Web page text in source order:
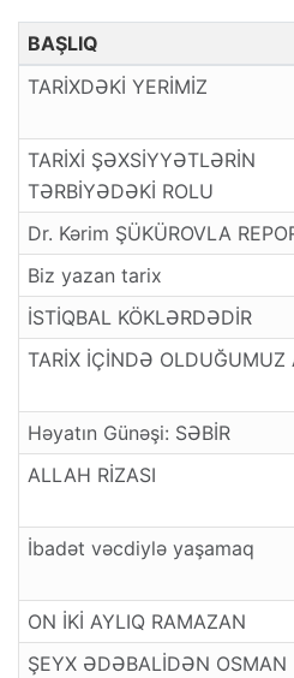
BAŞLIQ
TARİXDƏKİ YERİMİZ
TARİXİ ŞƏXSİYYƏTLƏRİN
TƏRBİYƏDƏKİ ROLU
Dr. Kərim ŞÜKÜROVLA
Biz yazan tarix
İSTİQBAL KÖKLƏRDƏDİR
TARİX İÇİNDƏ OLDUĞUMUZ
Həyatın Günəşi: SƏBİR
ALLAH RİZASI
İbadət vəcdiylə yaşamaq
ON İKİ AYLIQ RAMAZAN
ŞEYX ƏDƏBALİDƏN OSMAN